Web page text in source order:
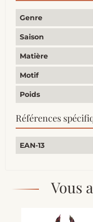
Genre
Saison
Matière
Motif
Poids
Références
EAN-13
Vous